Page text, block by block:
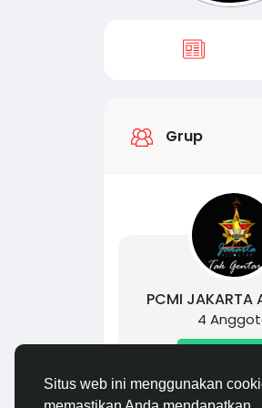
Situs web ini menggunakan
Grup
PCMI JAKARTA
4